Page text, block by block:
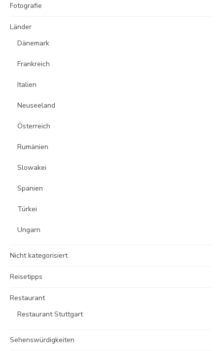
Fotografie
Länder
Dänemark
Frankreich
Italien
Neuseeland
Österreich
Rumänien
Slowakei
Spanien
Türkei
Ungarn
Nicht kategorisiert
Reisetipps
Restaurant
Restaurant Stuttgart
Sehenswürdigkeiten